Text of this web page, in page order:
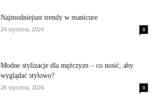
Najmodniejsze trendy w manicure
24 stycznia, 2024
0
Modne stylizacje dla mężczyzn – co nosić, aby
wyglądać stylowo?
28 stycznia, 2024
0